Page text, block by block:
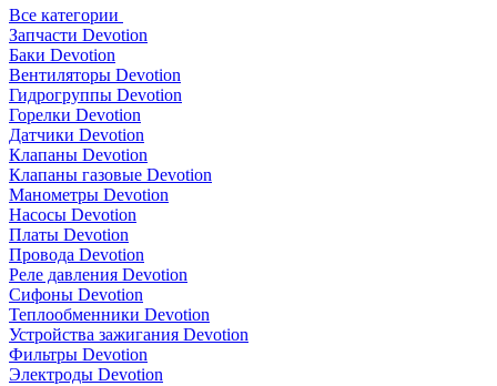
Все категории
Запчасти Devotion
Баки Devotion
Вентиляторы Devotion
Гидрогруппы Devotion
Горелки Devotion
Датчики Devotion
Клапаны Devotion
Клапаны газовые Devotion
Манометры Devotion
Насосы Devotion
Платы Devotion
Провода Devotion
Реле давления Devotion
Сифоны Devotion
Теплообменники Devotion
Устройства зажигания Devotion
Фильтры Devotion
Электроды Devotion